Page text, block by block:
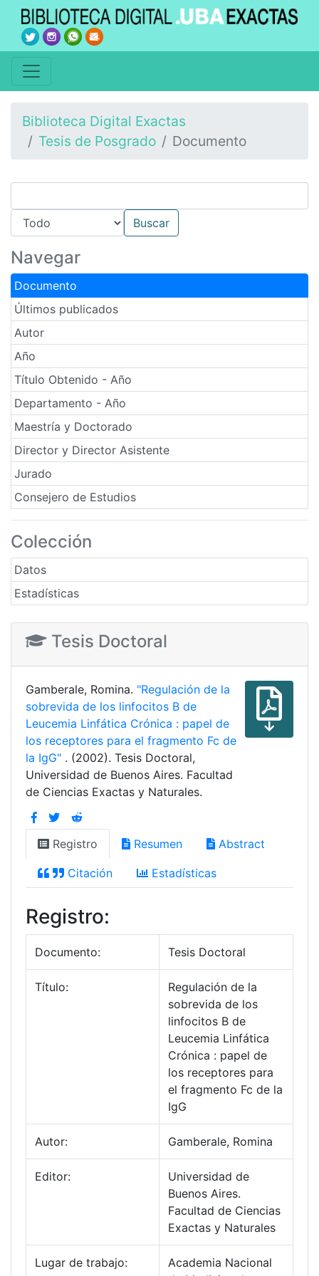
Biblioteca Digital Exactas
Tesis de Posgrado
Documento
Navegar
Documento
Últimos publicados
Autor
Año
Título Obtenido - Año
Departamento - Año
Maestría y Doctorado
Director y Director Asistente
Jurado
Consejero de Estudios
Colección
Datos
Estadísticas
Tesis Doctoral
Gamberale, Romina. "Regulación de la
sobrevida de los linfocitos B de
Leucemia Linfática Crónica : papel de
los receptores para el fragmento Fc de
la IgG" . (2002). Tesis Doctoral,
Universidad de Buenos Aires. Facultad
de Ciencias Exactas y Naturales.
Registro Resumen Abstract
Citación Estadísticas
Registro:
Documento: Tesis Doctoral
Título:
Regulación de la
sobrevida de los
linfocitos B de
Leucemia Linfática
Crónica : papel de
los receptores para
el fragmento Fc de la
IgG
Autor: Gamberale, Romina
Editor:
Universidad de
Buenos Aires.
Facultad de Ciencias
Exactas y Naturales
Lugar de trabajo:
Academia Nacional